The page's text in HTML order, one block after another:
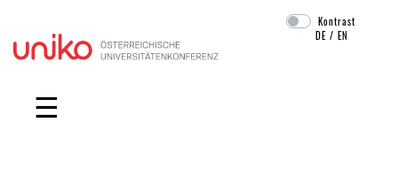
Navigation überspringen
Kontrast
DE /EN
☰